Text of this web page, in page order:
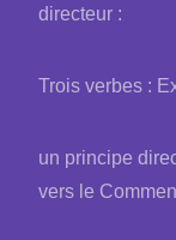
directeur :
Trois verbes :
un principe
vers le